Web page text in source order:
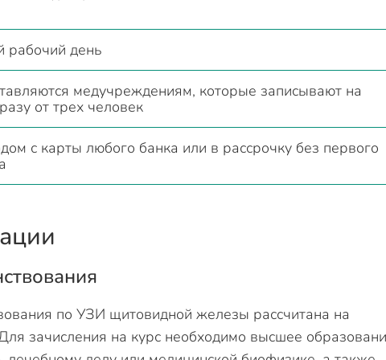
рабочий день
медучреждениям, которые записывают на
от трех человек
с карты любого банка или в рассрочку без первого
по УЗИ щитовидной железы рассчитана на
зачисления на курс необходимо высшее